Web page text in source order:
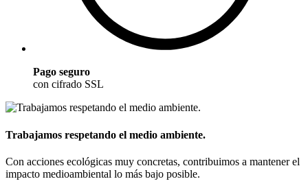
Pago seguro
con cifrado SSL
Trabajamos respetando el medio ambiente.
Con acciones ecológicas muy concretas, contribuimos a mantener el
impacto medioambiental lo más bajo posible.